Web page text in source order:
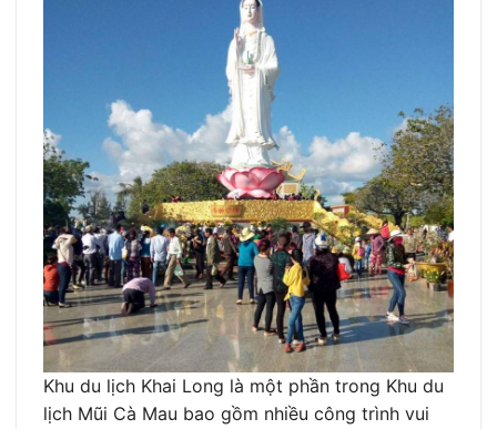
Khu du lịch Khai Long là một phần trong Khu du
lịch Mũi Cà Mau bao gồm nhiều công trình vui